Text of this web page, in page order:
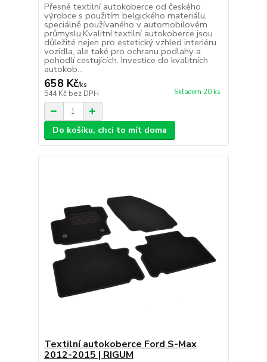
Přesné textilní autokoberce od českého
výrobce s použitím belgického materiálu,
speciálně používaného v automobilovém
průmyslu.Kvalitní textilní autokoberce jsou
důležité nejen pro estetický vzhled interiéru
vozidla, ale také pro ochranu podlahy a
pohodlí cestujících. Investice do kvalitních
autokob...
658 Kč/ks
544 Kč bez DPH Skladem 20 ks
Do košíku, chci to mít doma
Textilní autokoberce Ford S-Max
2012-2015 | RIGUM